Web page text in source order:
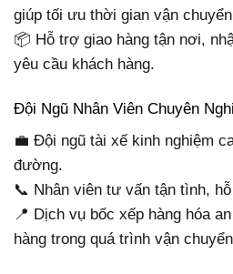
giúp tối ưu thời gian vận
📦 Hỗ trợ giao hàng tận nơi,
yêu cầu khách hàng.
Đội Ngũ Nhân Viên Chuyên
💼 Đội ngũ tài xế kinh nghiệm
đường.
📞 Nhân viên tư vấn tận tình,
📍 Dịch vụ bốc xếp hàng hóa
hàng trong quá trình vận